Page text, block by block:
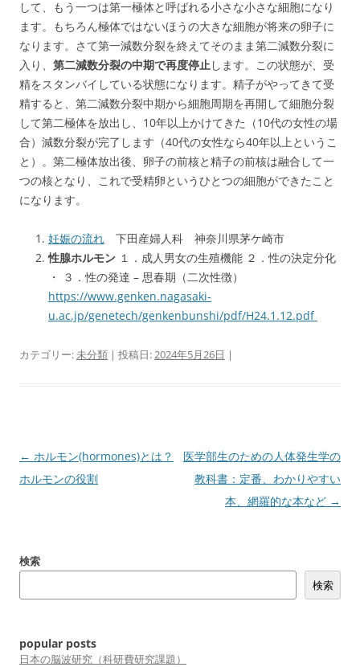
して、もう一つは第一極体と呼ばれる小さな小さな細胞になり
ます。もちろん極体ではないほうの大きな細胞が将来の卵子に
なります。さて第一減数分裂を終えてそのまま第二減数分裂に
入り、 第二減数分裂の中期で再度停止します。この状態が、受
精をスタンバイしている状態になります。精子がやってきて受
精すると、第二減数分裂中期から細胞周期を再開して細胞分裂
して第二極体を放出し、10年以上かけてきた（10代の女性の場
合）減数分裂が完了します（40代の女性なら40年以上というこ
と）。第二極体放出後、卵子の前核と精子の前核は融合して一
つの核となり、これで受精卵というひとつの細胞ができたこと
になります。
妊娠の流れ 下田産婦人科 神奈川県茅ケ崎市
性腺ホルモン １．成人男女の生殖機能 ２．性の決定分化
・ ３．性の発達 – 思春期（二次性徴）
https://www.genken.nagasaki-
u.ac.jp/genetech/genkenbunshi/pdf/H24.1.12.pdf
カテゴリー:未分類 | 投稿日:2024年5月26日 |
投
稿
ー
← ホルモン(hormones)とは？
ホルモンの役割
医学部生のための人体発生学の
教科書：定番、わかりやすい
本、網羅的な本など →
検索
検索
popular posts
日本の脳波研究（科研費研究課題）